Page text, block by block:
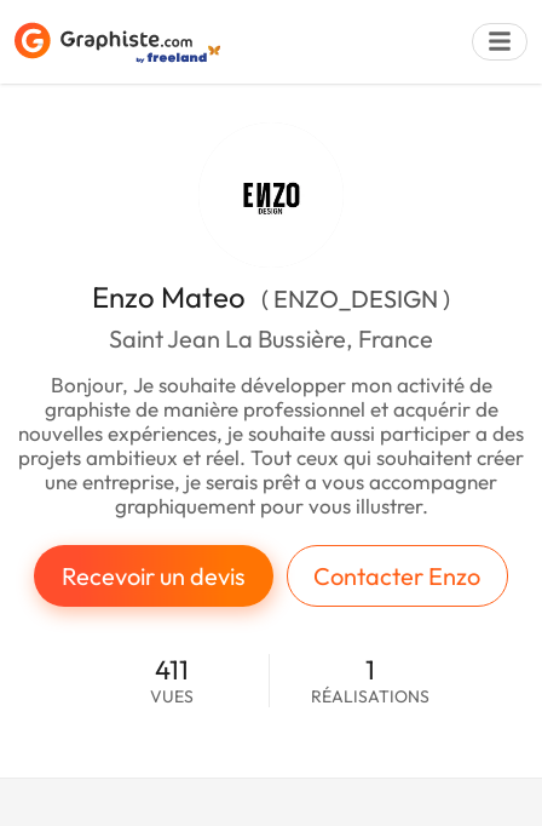
Enzo Mateo ( ENZO_DESIGN )
Saint Jean La Bussière, France
Bonjour, Je souhaite développer mon activité de
graphiste de manière professionnel et acquérir de
nouvelles expériences, je souhaite aussi participer a des
projets ambitieux et réel. Tout ceux qui souhaitent créer
une entreprise, je serais prêt a vous accompagner
graphiquement pour vous illustrer.
Recevoir un devis Contacter Enzo
411
VUES
1
RÉALISATIONS